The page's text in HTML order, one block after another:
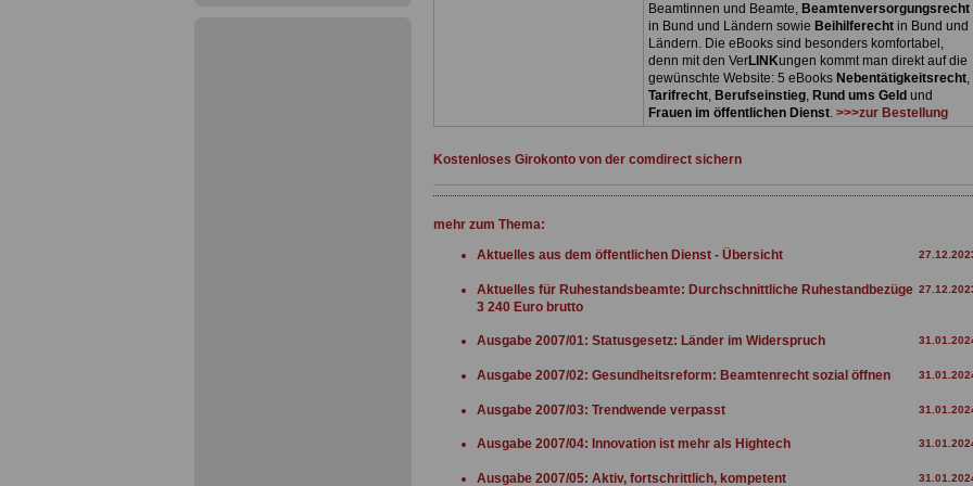
Beamtinnen und Beamte, Beamtenversorgungsrecht
in Bund und Ländern sowie Beihilferechtin Bund und
Ländern. Die eBooks sind besonders komfortabel,
denn mit den VerLINKungen kommt man direkt auf die
gewünschte Website: 5 eBooks Nebentätigkeitsrecht,
Tarifrecht, Berufseinstieg, Rund ums Geld und
Frauen im öffentlichen Dienst. >>>zur Bestellung
Kostenloses Girokonto von der comdirect sichern
mehr zum Thema:
Aktuelles aus dem öffentlichen Dienst - Übersicht
Aktuelles für Ruhestandsbeamte: Durchschnittliche Ruhestandbezüge
3 240 Euro brutto
Ausgabe 2007/01: Statusgesetz: Länder im Widerspruch
Ausgabe 2007/02: Gesundheitsreform: Beamtenrecht sozial öffnen
Ausgabe 2007/03: Trendwende verpasst
Ausgabe 2007/04: Innovation ist mehr als Hightech
Ausgabe 2007/05: Aktiv, fortschrittlich, kompetent